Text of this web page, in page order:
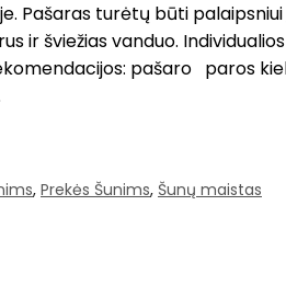
Pašaras turėtų būti
ir šviežias vanduo.
pašaro paros
, Prekės Šunims, Šunų maistas